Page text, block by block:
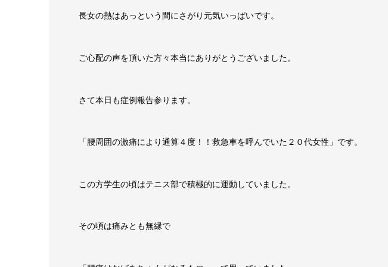
長女の熱はあっという間にさがり元気いっぱいです。
ご心配の声を頂いた方々本当にありがとうございました。
さて本日も症例報告参ります。
「腰周囲の激痛により通算４度！！救急車を呼んでいた２０代女性」です。
この方学生の頃はテニス部で積極的に運動していました。
その頃は痛みとも無縁で